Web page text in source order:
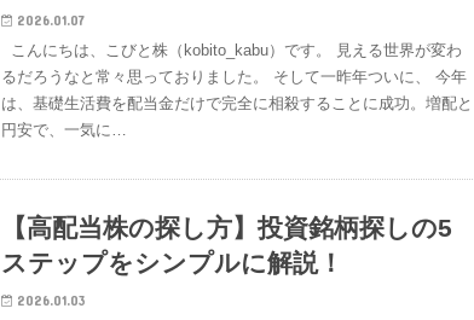
2026.01.07
こんにちは、こびと株（kobito_kabu）です。 見える世界が変わ
るだろうなと常々思っておりました。 そして一昨年ついに、 今年
は、基礎生活費を配当金だけで完全に相殺することに成功。増配と
円安で、一気に…
【高配当株の探し方】投資銘柄探しの5
ステップをシンプルに解説！
2026.01.03